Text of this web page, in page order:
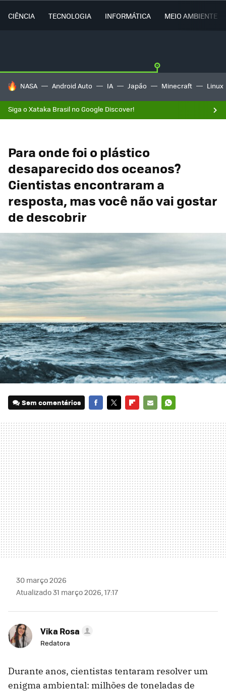
CIÊNCIA TECNOLOGIA INFORMÁTICA MEIO AMBIENTE
TENDÊNCIAS DO DIA
NASA Android Auto IA Japão Minecraft Linux
Siga o Xataka Brasil no Google Discover!
Para onde foi o plástico
desaparecido dos oceanos?
Cientistas encontraram a
resposta, mas você não vai gostar
de descobrir
Sem comentários
MAIL
30 março 2026
Atualizado 31 março 2026, 17:17
Vika Rosa
Redatora
Durante anos, cientistas tentaram resolver um
enigma ambiental: milhões de toneladas de